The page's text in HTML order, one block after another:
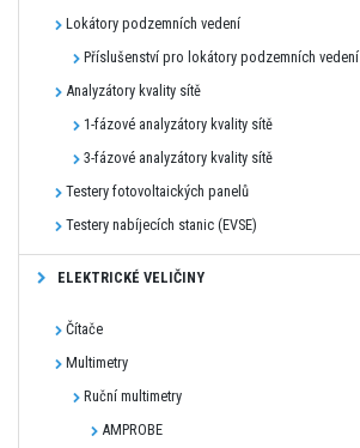
Lokátory podzemních vedení
Příslušenství pro lokátory podzemních vedení
Analyzátory kvality sítě
1-fázové analyzátory kvality sítě
3-fázové analyzátory kvality sítě
Testery fotovoltaických panelů
Testery nabíjecích stanic (EVSE)
ELEKTRICKÉ VELIČINY
Čítače
Multimetry
Ruční multimetry
AMPROBE